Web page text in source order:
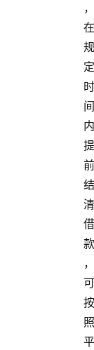
，
在
规
定
时
间
内
提
前
结
清
借
款
，
可
按
照
平